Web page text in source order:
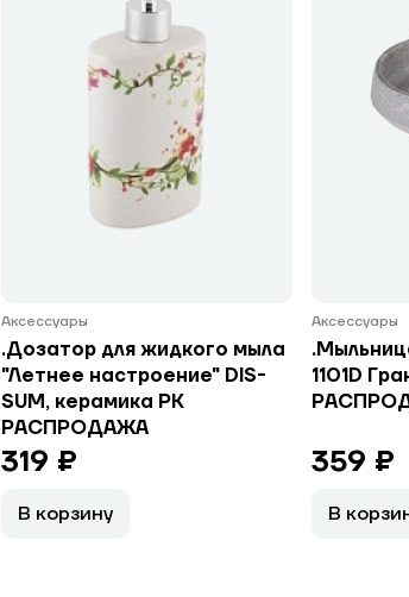
Аксессуары
.Дозатор для жидкого мыла
"Летнее настроение" DIS-
SUM, керамика РК
РАСПРОДАЖА
319 ₽
В корзину
Аксессуары
1101D
359 ₽
В